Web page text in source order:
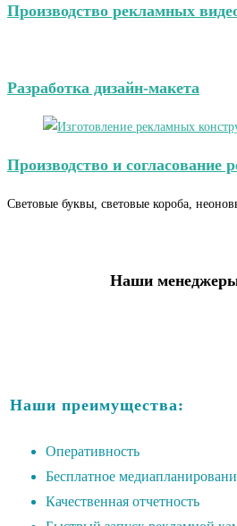
Производство рекламных
Разработка дизайн-макета
Производство и согласование
Световые буквы, световые короба,
Наши менеджеры
Наши преимущества:
Оперативность
Бесплатное
Качественная отчетность